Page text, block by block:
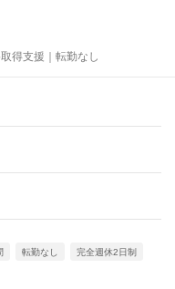
得支援｜転勤なし
転勤なし 完全週休2日制